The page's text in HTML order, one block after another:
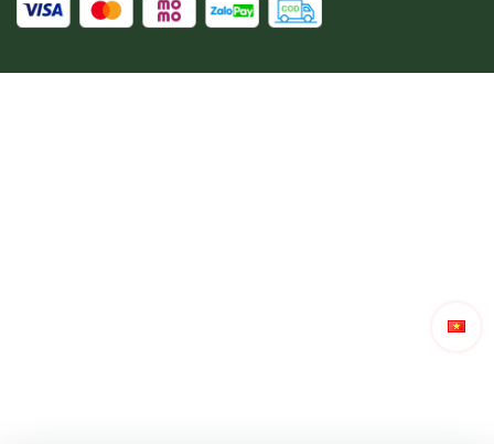
Trong bài viết này, chúng ta sẽ khám phá những yếu tố
thời trang đến các lựa chọn chất liệu và kiểu dáng,
1. Chất Lượng Không Ngừng